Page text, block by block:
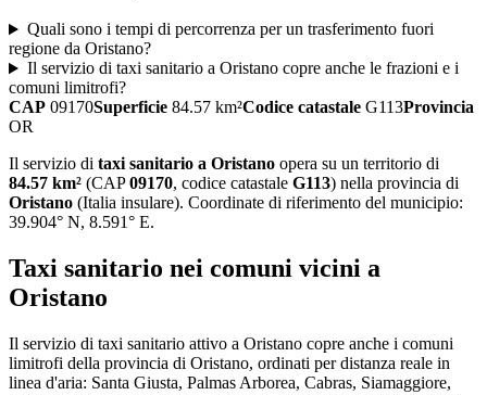
Quali sono i tempi di percorrenza per un trasferimento fuori
regione da Oristano?
Il servizio di taxi sanitario a Oristano copre anche le frazioni e i
comuni limitrofi?
CAP 09170Superficie 84.57 km²Codice catastale G113Provincia
OR
Il servizio di taxi sanitario a Oristano opera su un territorio di
84.57 km² (CAP09170, codice catastale G113) nella provincia di
Oristano (Italia insulare). Coordinate di riferimento del municipio:
39.904° N, 8.591° E.
Taxi sanitario nei comuni vicini a
Oristano
Il servizio di taxi sanitario attivo a Oristano copre anche i comuni
limitrofi della provincia di Oristano, ordinati per distanza reale in
linea d'aria: Santa Giusta, Palmas Arborea, Cabras, Siamaggiore,